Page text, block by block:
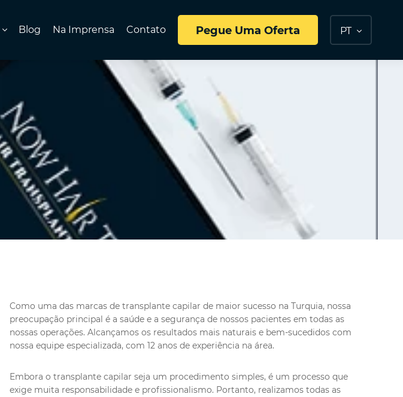
Blog Na Imprensa Contato Pegue Uma Oferta PT
Como uma das marcas de transplante capilar de maior sucesso na Turquia, nossa
preocupação principal é a saúde e a segurança de nossos pacientes em todas as
nossas operações. Alcançamos os resultados mais naturais e bem-sucedidos com
nossa equipe especializada, com 12 anos de experiência na área.
Embora o transplante capilar seja um procedimento simples, é um processo que
exige muita responsabilidade e profissionalismo. Portanto, realizamos todas as